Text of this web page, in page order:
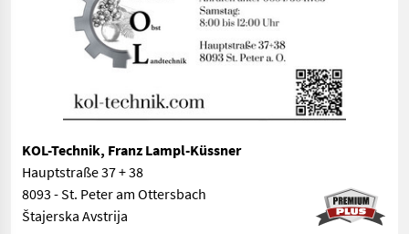
KOL-Technik, Franz Lampl-Küssner
Hauptstraße 37 + 38
8093 - St. Peter am Ottersbach
Štajerska Avstrija